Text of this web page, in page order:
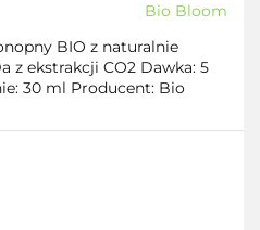
Bio Bloom
BIO z naturalnie
z ekstrakcji CO2 Dawka: 5
30 ml Producent: Bio